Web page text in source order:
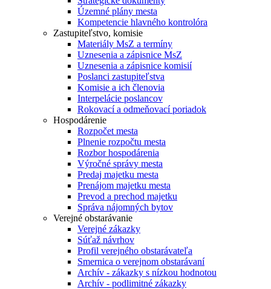
Územné plány mesta
Kompetencie hlavného kontrolóra
Zastupiteľstvo, komisie
Materiály MsZ a termíny
Uznesenia a zápisnice MsZ
Uznesenia a zápisnice komisií
Poslanci zastupiteľstva
Komisie a ich členovia
Interpelácie poslancov
Rokovací a odmeňovací poriadok
Hospodárenie
Rozpočet mesta
Plnenie rozpočtu mesta
Rozbor hospodárenia
Výročné správy mesta
Predaj majetku mesta
Prenájom majetku mesta
Prevod a prechod majetku
Správa nájomných bytov
Verejné obstarávanie
Verejné zákazky
Súťaž návrhov
Profil verejného obstarávateľa
Smernica o verejnom obstarávaní
Archív - zákazky s nízkou hodnotou
Archív - podlimitné zákazky